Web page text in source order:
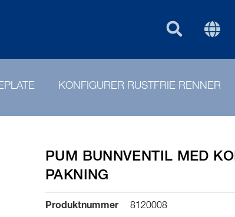
NOR
PURUS GROUP
KONFIGURER RUSTFRIE RENNER
PUM BUNNVENTIL MED
PAKNING
Produktnummer 8120008